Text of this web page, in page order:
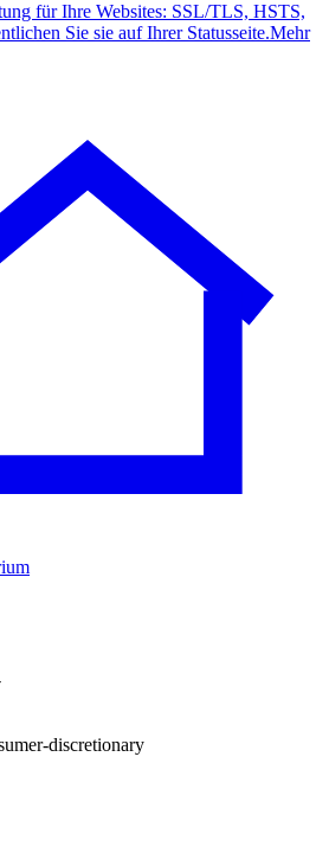
für Ihre Websites: SSL/TLS, HSTS,
Sie sie auf Ihrer Statusseite.Mehr
discretionary